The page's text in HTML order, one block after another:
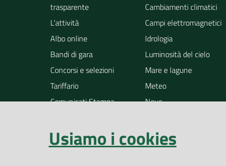
trasparente
L'attività
Albo online
Bandi di gara
Concorsi e selezioni
Tariffario
Comunicati Stampa
Cambiamenti climatici
Campi elettromagnetici
Idrologia
Luminosità del cielo
Mare e lagune
Meteo
Neve
Pollini
Radioattività
Usiamo i cookies